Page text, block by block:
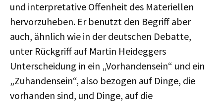
und interpretative Offenheit des Materiellen
hervorzuheben. Er benutzt den Begriff aber
auch, ähnlich wie in der deutschen Debatte,
unter Rückgriff auf Martin Heideggers
Unterscheidung in ein „Vorhandensein“ und ein
„Zuhandensein“, also bezogen auf Dinge, die
vorhanden sind, und Dinge, auf die